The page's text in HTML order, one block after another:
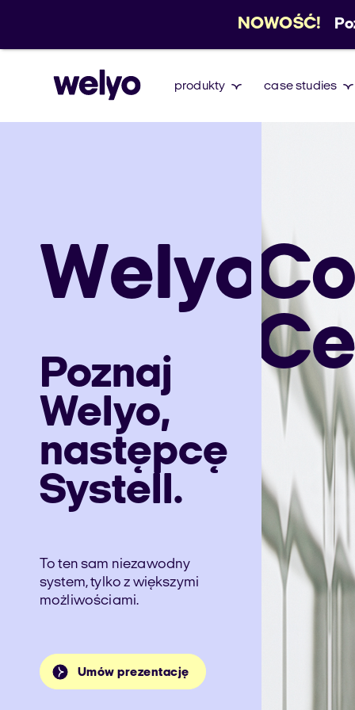
produkty case studies
Welyo
Poznaj
Welyo,
następcę
Systell.
To ten sam niezawodny
system, tylko z większymi
możliwościami.
Umów prezentację
NOWOŚĆ!